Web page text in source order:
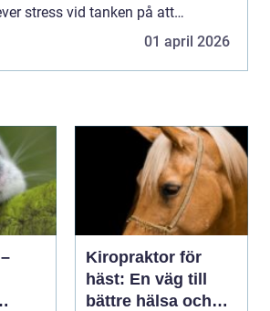
stress vid tanken på att
01 april 2026
Kiropraktor för
häst: En väg till
bättre hälsa och